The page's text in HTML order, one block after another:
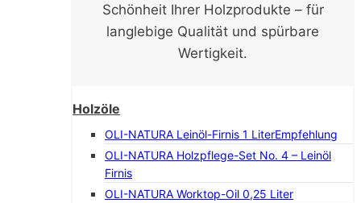
Schönheit Ihrer Holzprodukte – für
langlebige Qualität und spürbare
Wertigkeit.
Holzöle
OLI-NATURA Leinöl-Firnis 1 LiterEmpfehlung
OLI-NATURA Holzpflege-Set No. 4 – Leinöl
Firnis
OLI-NATURA Worktop-Oil 0,25 Liter